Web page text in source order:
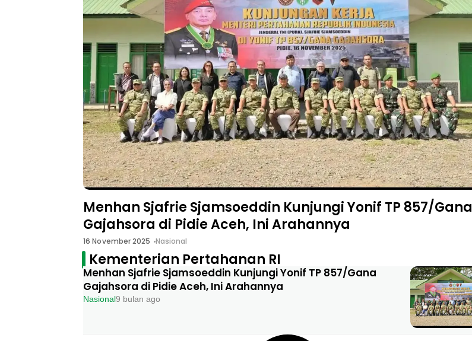
Menhan Sjafrie Sjamsoeddin Kunjungi Yonif TP 857/Gana
Gajahsora di Pidie Aceh, Ini Arahannya
16 November 2025 Nasional
Kementerian Pertahanan RI
Menhan Sjafrie Sjamsoeddin Kunjungi Yonif TP 857/Gana
Gajahsora di Pidie Aceh, Ini Arahannya
Nasional9 bulan ago